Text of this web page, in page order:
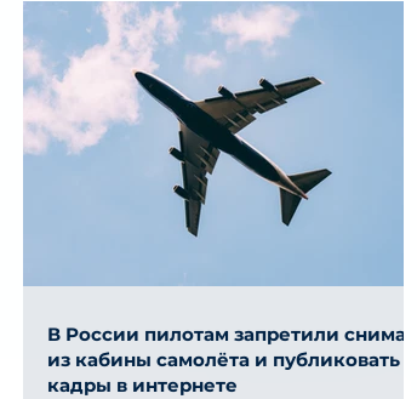
В России пилотам запретили снимать
из кабины самолёта и публиковать
кадры в интернете